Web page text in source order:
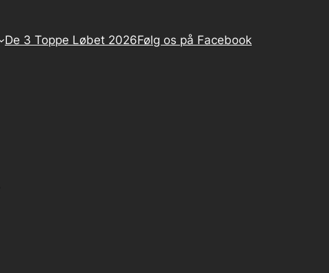
De 3 Toppe Løbet 2026Følg os på Facebook